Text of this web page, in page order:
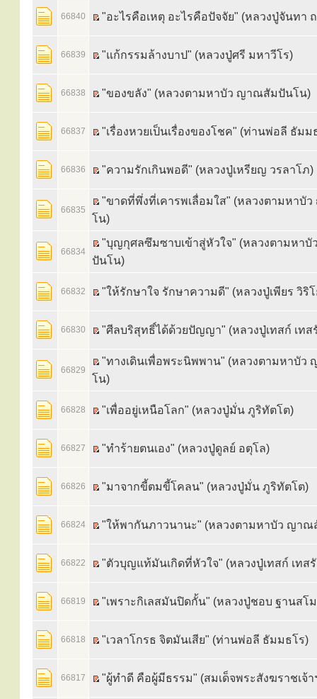
66840 "อะไรคือเหตุ อะไรคือปัจจัย" (หลวงปู่จันทา
66839 "แก้กรรมล้างบาป" (หลวงปู่ศรี มหาวีโร)
66838 "ของขลัง" (หลวงตามหาบัว ญาณสัมปันโน)
66837 "เรื่องหวยเป็นเรื่องของโชค" (ท่านพ่อลี ธัมม
66836 "ความรักเกินพอดี" (หลวงปู่เหรียญ วรลาโภ)
66835
"ขาดที่พึ่งที่เคารพเลื่อมใส" (หลวงตามหาบั
โน)
66834
"บุญกุศลซึมซาบเข้าสู่หัวใจ" (หลวงตามหา
ปันโน)
66832 "ให้รักษาใจ รักษาความดี" (หลวงปู่เพียร วิริโ
66830 "ศีลบริสุทธิ์ได้ด้วยปัญญา" (หลวงปู่เทสก์ เทส
66829
"ทางเดินเพื่อพระนิพพาน" (หลวงตามหาบั
โน)
66828 "เพื่ออยู่เหนือโลก" (หลวงปู่มั่น ภูริทัตโต)
66827 "ทำร้ายตนเอง" (หลวงปู่ดูลย์ อตุโล)
66826 "มาจากขี้ตมขี้โคลน" (หลวงปู่มั่น ภูริทัตโต)
66824 "ให้พากันภาวนานะ" (หลวงตามหาบัว ญาณ
66822 "ตัวบุญแท้มันเกิดที่หัวใจ" (หลวงปู่เทสก์ เทส
66819 "เพราะกิเลสมันปิดกั้น" (หลวงปู่ชอบ ฐานสโ
66818 "เวลาโกรธ จิตมันเสีย" (ท่านพ่อลี ธัมมธโร)
66817 "ผู้ทำดี คือผู้มีธรรม" (สมเด็จพระสังฆราชเจ้า